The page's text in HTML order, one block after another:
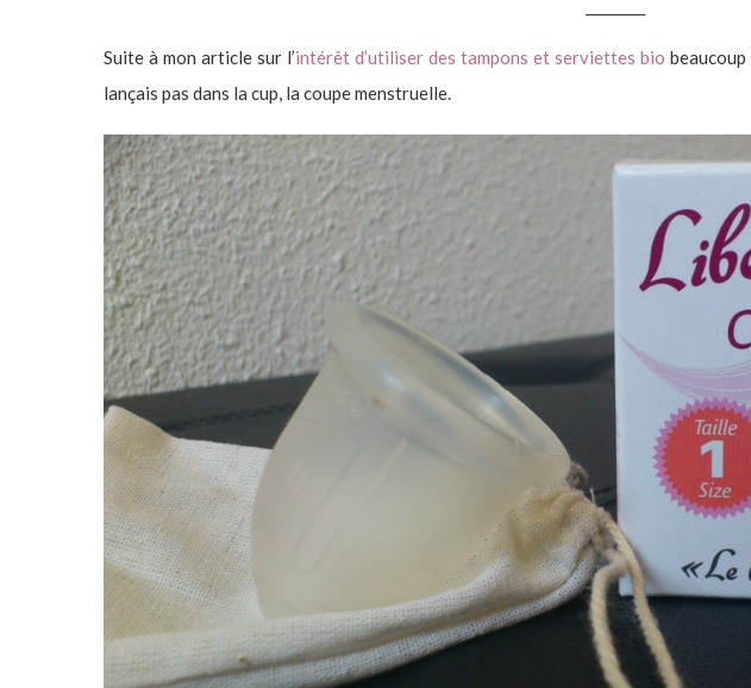
Suite à mon article sur l’intérêt d’utiliser des tampons et serviettes bio beaucoup
lançais pas dans la cup, la coupe menstruelle.